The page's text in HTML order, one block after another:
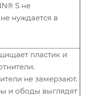
S не
нуждается в
пластик и
не замерзают.
и ободы выглядят